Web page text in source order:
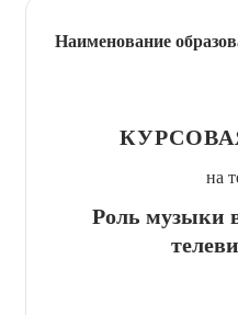
Наименование
на
Роль музыки